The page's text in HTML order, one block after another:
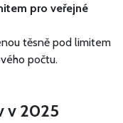
pro veřejné
těsně pod limitem
počtu.
v 2025